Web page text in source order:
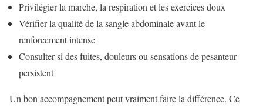
Privilégier la marche, la respiration et les exercices doux
Vérifier la qualité de la sangle abdominale avant le
renforcement intense
Consulter si des fuites, douleurs ou sensations de pesanteur
persistent
Un bon accompagnement peut vraiment faire la différence. Ce